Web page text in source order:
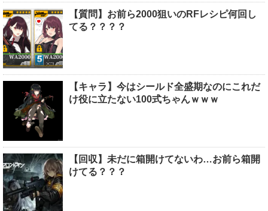
【質問】お前ら2000狙いのRFレシピ何回し
てる？？？？
【キャラ】今はシールド全盛期なのにこれだ
け役に立たない100式ちゃんｗｗｗ
【回収】未だに箱開けてないわ…お前ら箱開
けてる？？？